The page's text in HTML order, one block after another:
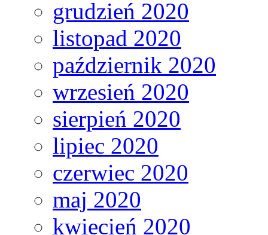
grudzień 2020
listopad 2020
październik 2020
wrzesień 2020
sierpień 2020
lipiec 2020
czerwiec 2020
maj 2020
kwiecień 2020